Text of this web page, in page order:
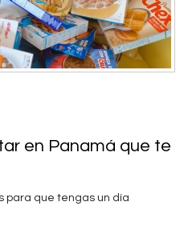
en Panamá que te
para que tengas un día